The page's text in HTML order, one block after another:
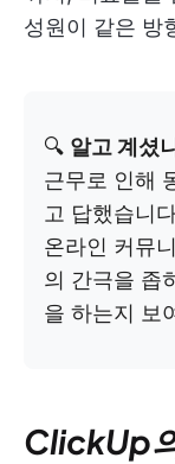
성원이 같은 방
🔍 알고 계셨
근무로 인해
고 답했습니
온라인 커뮤
의 간극을 좁
을 하는지 보
ClickUp